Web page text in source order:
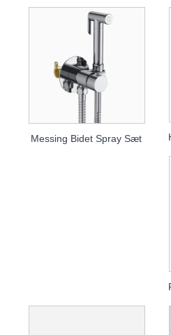
Messing Bidet Spray Sæt